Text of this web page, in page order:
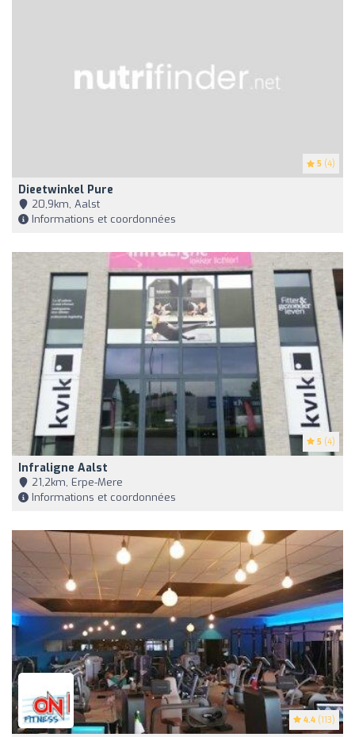
5 (4)
Dieetwinkel Pure
20,9km, Aalst
Informations et coordonnées
5 (4)
Infraligne Aalst
21,2km, Erpe-Mere
Informations et coordonnées
4.4 (113)